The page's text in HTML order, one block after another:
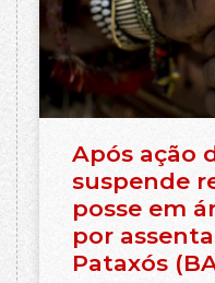
Após ação
suspende
posse em
por
Pataxós